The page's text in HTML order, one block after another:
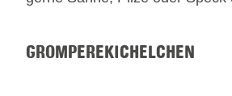
GROMPEREKICHELCHEN